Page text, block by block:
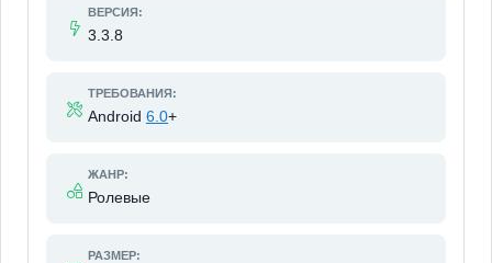
ВЕРСИЯ:
3.3.8
ТРЕБОВАНИЯ:
Android 6.0+
ЖАНР:
Ролевые
РАЗМЕР: